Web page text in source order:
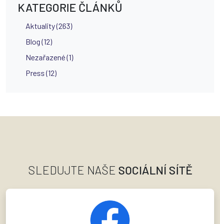
KATEGORIE ČLÁNKŮ
Aktuality (263)
Blog (12)
Nezařazené (1)
Press (12)
SLEDUJTE NAŠE SOCIÁLNÍ SÍTĚ